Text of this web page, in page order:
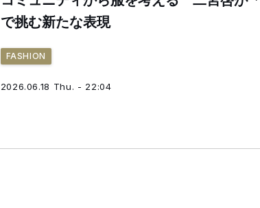
で挑む新たな表現
FASHION
2026.06.18 Thu. - 22:04